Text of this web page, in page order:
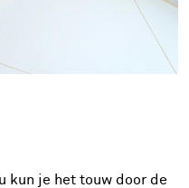
kun je het touw door de